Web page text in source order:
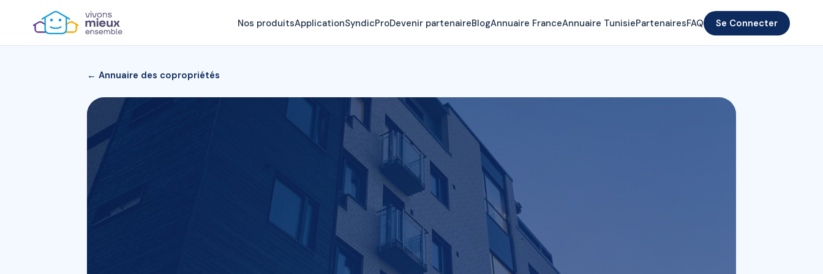
Nos produitsApplicationSyndicProDevenir partenaireBlogAnnuaire FranceAnnuaire TunisiePartenairesFAQ Se Connecter
← Annuaire des copropriétés